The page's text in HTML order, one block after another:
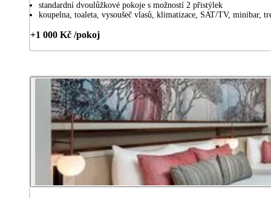
standardní dvoulůžkové pokoje s možností 2 přistýlek
koupelna, toaleta, vysoušeč vlasů, klimatizace, SAT/TV, minibar,
+1 000 Kč /pokoj